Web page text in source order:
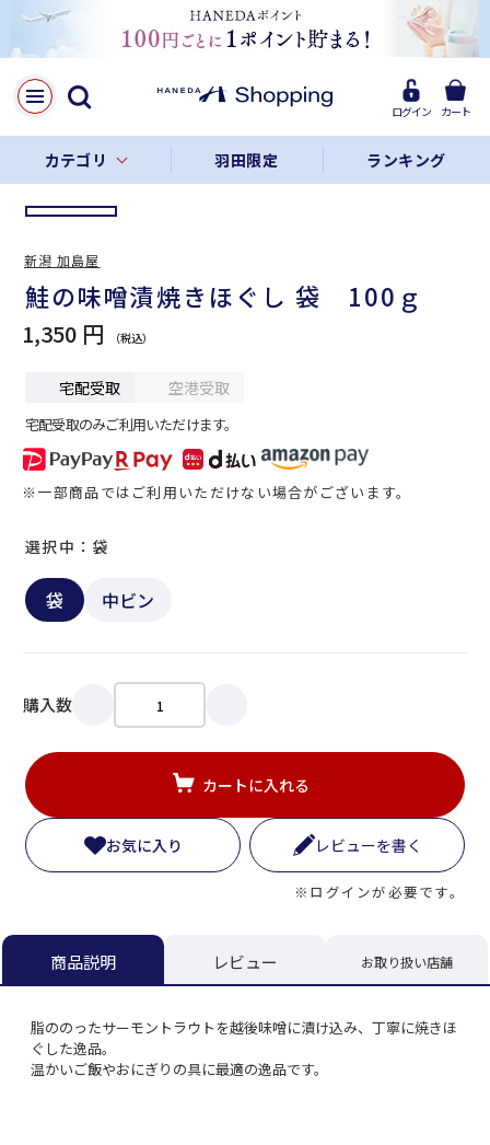
ログイン カート
カテゴリ 羽田限定 ランキング
LINE
Facebook
リンクをコピー
鮭の味噌漬焼きほぐし 袋 100ｇ
1,350 円
宅配受取 空港受取
宅配受取のみご利用いただけます。
※一部商品ではご利用いただけない場合がございます。
袋 中ビン
選択中：袋
購入数
カートに入れる
お気に入り レビューを書く
※ログインが必要です。
新潟 加島屋
商品説明 レビュー お取り扱い店舗
脂ののったサーモントラウトを越後味噌に漬け込み、丁寧に焼きほ
ぐした逸品。
温かいご飯やおにぎりの具に最適の逸品です。